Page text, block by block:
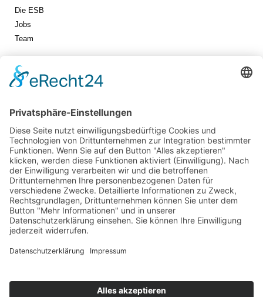
Die ESB
Jobs
Team
Jetzt vernetzen!
Die ESB auf LinkedIn
Newsletter abonnieren
Events
360° ENTERTAINMENT
eps ARENA SUMMIT
FANCOMMERCE FORUM
MARKENFESTIVAL
Markenforum
SCHWEIZER MARKENKONGRESS
SPORT.FORUM.SCHWEIZ